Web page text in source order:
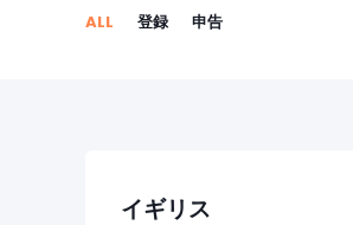
ALL 登録 申告
イギリス